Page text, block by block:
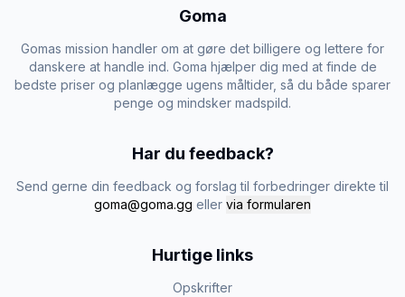
Goma
Gomas mission handler om at gøre det billigere og lettere for
danskere at handle ind. Goma hjælper dig med at finde de
bedste priser og planlægge ugens måltider, så du både sparer
penge og mindsker madspild.
Har du feedback?
Send gerne din feedback og forslag til forbedringer direkte til
goma@goma.gg eller via formularen
Hurtige links
Opskrifter